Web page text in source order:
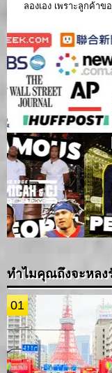
ลองเอง เพราะลูกค้าข
ทำไมคุณถึงจะหลง
01